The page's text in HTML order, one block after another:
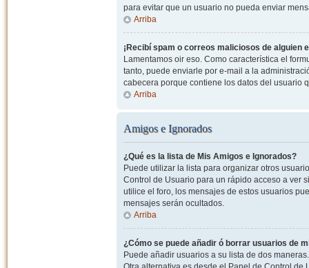
para evitar que un usuario no pueda enviar
Arriba
¡Recibí spam o correos maliciosos de alguien
Lamentamos oir eso. Como característica el
tanto, puede enviarle por e-mail a la
cabecera porque contiene los datos del usuario
Arriba
Amigos e Ignorados
¿Qué es la lista de Mis Amigos e Ignorados?
Puede utilizar la lista para organizar otros
Control de Usuario para un rápido acceso a ver
utilice el foro, los mensajes de estos usuarios
mensajes serán ocultados.
Arriba
¿Cómo se puede añadir ó borrar usuarios de
Puede añadir usuarios a su lista de dos